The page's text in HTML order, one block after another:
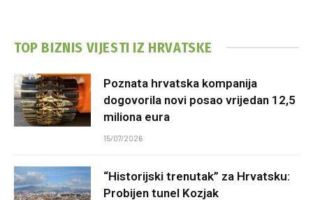
TOP BIZNIS VIJESTI IZ HRVATSKE
Poznata hrvatska kompanija
dogovorila novi posao vrijedan 12,5
miliona eura
15/07/2026
“Historijski trenutak” za Hrvatsku:
Probijen tunel Kozjak